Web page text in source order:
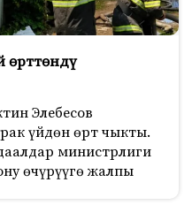
өрттөндү
Элебесов
үйдөн өрт чыкты.
министрлиги
өчүрүүгө жалпы